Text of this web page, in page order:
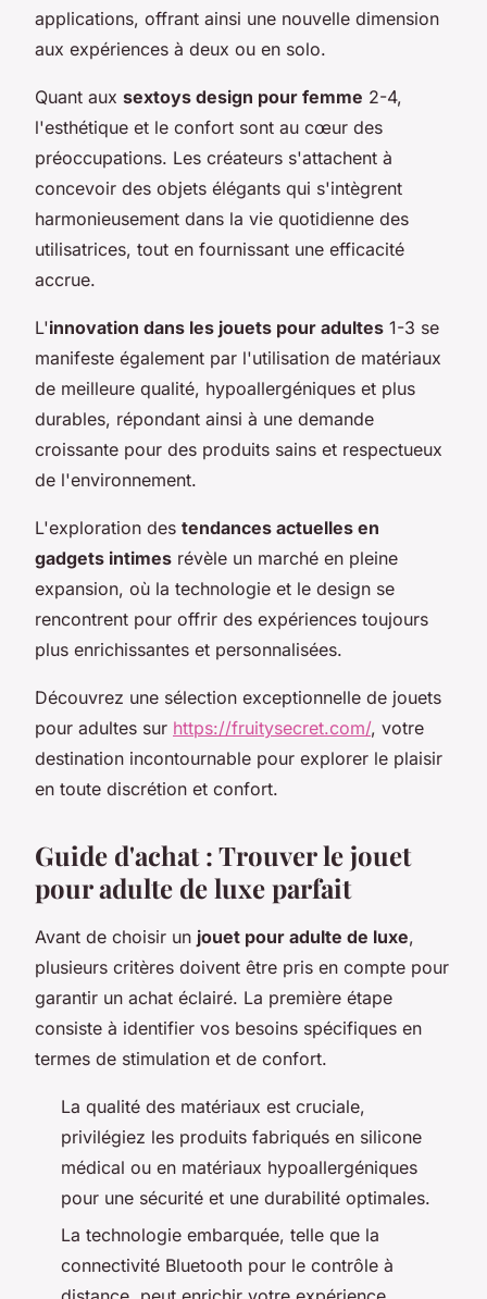
applications, offrant ainsi une nouvelle dimension
aux expériences à deux ou en solo.
Quant aux sextoys design pour femme 2-4,
l'esthétique et le confort sont au cœur des
préoccupations. Les créateurs s'attachent à
concevoir des objets élégants qui s'intègrent
harmonieusement dans la vie quotidienne des
utilisatrices, tout en fournissant une efficacité
accrue.
L'innovation dans les jouets pour adultes 1-3 se
manifeste également par l'utilisation de matériaux
de meilleure qualité, hypoallergéniques et plus
durables, répondant ainsi à une demande
croissante pour des produits sains et respectueux
de l'environnement.
L'exploration des tendances actuelles en
gadgets intimes révèle un marché en pleine
expansion, où la technologie et le design se
rencontrent pour offrir des expériences toujours
plus enrichissantes et personnalisées.
Découvrez une sélection exceptionnelle de jouets
pour adultes sur https://fruitysecret.com/, votre
destination incontournable pour explorer le plaisir
en toute discrétion et confort.
Guide d'achat : Trouver le jouet
pour adulte de luxe parfait
Avant de choisir un jouet pour adulte de luxe,
plusieurs critères doivent être pris en compte pour
garantir un achat éclairé. La première étape
consiste à identifier vos besoins spécifiques en
termes de stimulation et de confort.
La qualité des matériaux est cruciale,
privilégiez les produits fabriqués en silicone
médical ou en matériaux hypoallergéniques
pour une sécurité et une durabilité optimales.
La technologie embarquée, telle que la
connectivité Bluetooth pour le contrôle à